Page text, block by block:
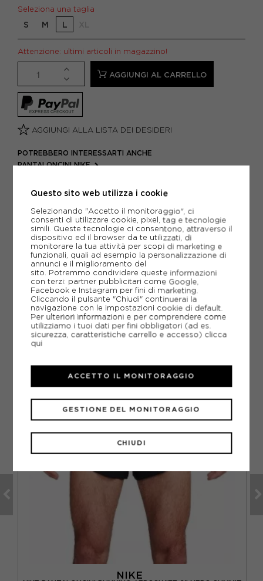
Seleziona una taglia
S M L
Attenzione: ultimi articoli in magazzino!
AGGIUNGI AL CARRELLO
AGGIUNGI ALLA LISTA DEI DESIDERI
POTREBBERO INTERESSARTI ANCHE
PANTALONCINI NIKE
ARTICOLI SPORTIVI NIKE
METODI DI PAGAMENTO
PIÙ INFORMAZIONI
SCHEDA TECNICA
GUIDA ALLE TAGLIE
NIKE
Questo sito web utilizza i cookie
Selezionando "Accetto il monitoraggio", ci
consenti di utilizzare cookie, pixel, tag e tecnologie
simili. Queste tecnologie ci consentono, attraverso il
dispositivo ed il browser da te utilizzati, di
monitorare la tua attività per scopi di marketing e
funzionali, quali ad esempio la personalizzazione di
annunci e il miglioramento del
sito. Potremmo condividere queste informazioni
con terzi: partner pubblicitari come Google,
Facebook e Instagram per fini di marketing.
Cliccando il pulsante "Chiudi" continuerai la
navigazione con le impostazioni cookie di default.
Per ulteriori informazioni e per comprendere come
utilizziamo i tuoi dati per fini obbligatori (ad es.
sicurezza, caratteristiche carrello e accesso) clicca
qui
CHIUDI
GESTIONE DEL MONITORAGGIO
ACCETTO IL MONITORAGGIO